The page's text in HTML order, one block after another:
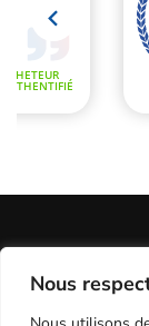
Nous
Informations
Politique de